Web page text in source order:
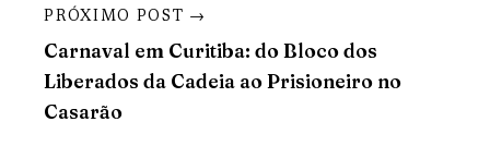
PRÓXIMO POST →
Carnaval em Curitiba: do Bloco dos
Liberados da Cadeia ao Prisioneiro no
Casarão